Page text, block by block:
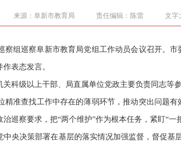
来源：阜新市教育局 责任编辑：陈雷 文字
组巡察阜新市教育局党组工作动员会议召开。市
表态发言。
科级以上干部、局直属单位党政主要负责同志等参
准查找工作中存在的薄弱环节，推动突出问题
巡察要求，把“两个维护”作为根本任务，紧盯“一
央决策部署在基层的落实情况加强监督，督促基